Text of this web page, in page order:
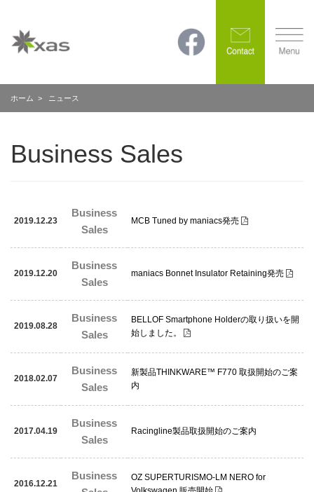
ホーム > ニュース
Business Sales
2019.12.23
Business
Sales
MCB Tuned by maniacs発売
2019.12.20
Business
Sales
maniacs Bonnet Insulator Retaining発売
2019.08.28
Business
Sales
BELLOF Smartphone Holderの取り扱いを開
始しました。
2018.02.07
Business
Sales
新製品THINKWARE™ F770 取扱開始のご案
内
2017.04.19
Business
Sales
Racingline製品取扱開始のご案内
2016.12.21
Business
OZ SUPERTURISMO-LM NERO for